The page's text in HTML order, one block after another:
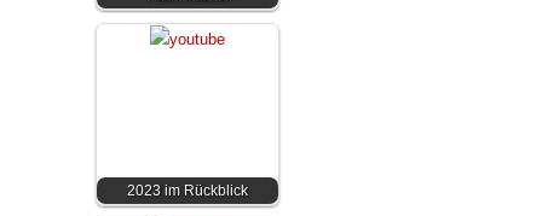
2023 im Rückblick